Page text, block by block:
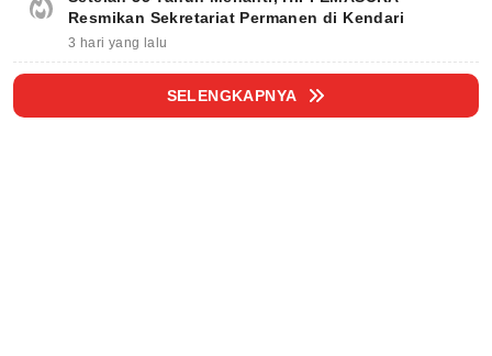
Resmikan Sekretariat Permanen di Kendari
3 hari yang lalu
SELENGKAPNYA